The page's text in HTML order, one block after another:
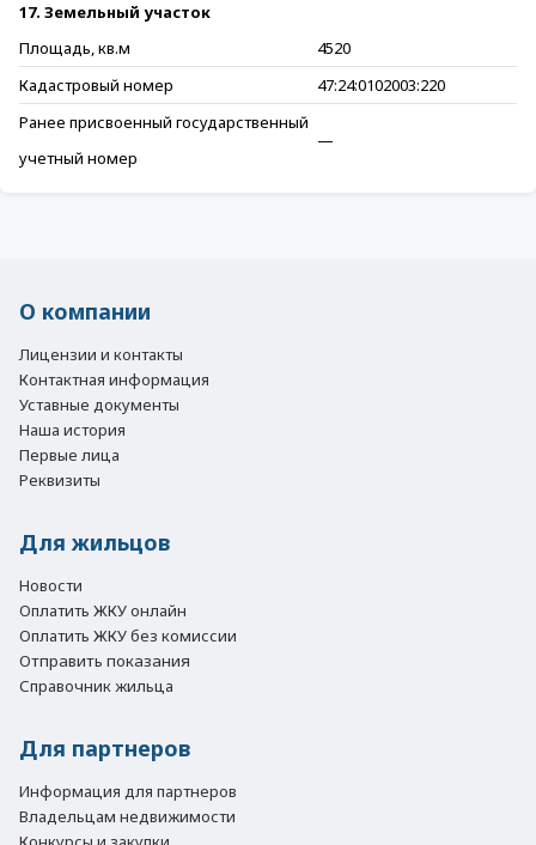
17. Земельный участок
Площадь, кв.м
4520
Кадастровый номер
47:24:0102003:220
Ранее присвоенный государственный
учетный номер
—
О компании
Лицензии и контакты
Контактная информация
Уставные документы
Наша история
Первые лица
Реквизиты
Для жильцов
Новости
Оплатить ЖКУ онлайн
Оплатить ЖКУ без комиссии
Отправить показания
Справочник жильца
Для партнеров
Информация для партнеров
Владельцам недвижимости